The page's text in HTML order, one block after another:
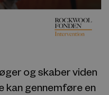
og skaber viden
kan gennemføre en